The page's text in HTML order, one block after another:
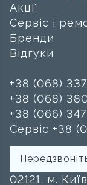
Акції
Сервіс і
Бренди
Відгуки
+38 (068)
+38 (068)
+38 (066)
Сервіс +38
02121, м.